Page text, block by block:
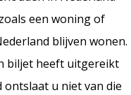
een woning of
blijven wonen.
biljet heeft uitgereikt
u niet van die